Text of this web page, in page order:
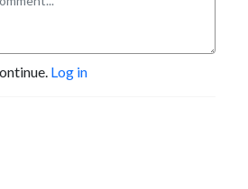
Log in